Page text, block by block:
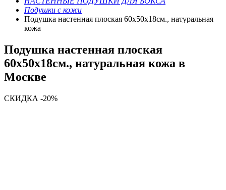
Подушки с кожи
Подушка настенная плоская 60х50х18см., натуральная
кожа
Подушка настенная плоская
60х50х18см., натуральная кожа в
Москве
СКИДКА -20%